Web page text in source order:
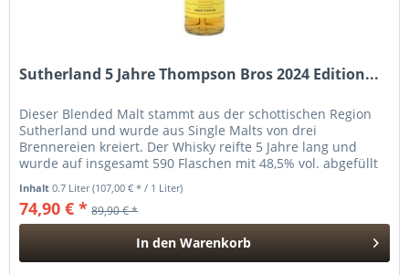
Sutherland 5 Jahre Thompson Bros 2024 Edition...
Dieser Blended Malt stammt aus der schottischen Region
Sutherland und wurde aus Single Malts von drei
Brennereien kreiert. Der Whisky reifte 5 Jahre lang und
wurde auf insgesamt 590 Flaschen mit 48,5% vol. abgefüllt
Inhalt0.7 Liter(107,00 € * / 1 Liter)
74,90 € * 89,90 € *
In den Warenkorb